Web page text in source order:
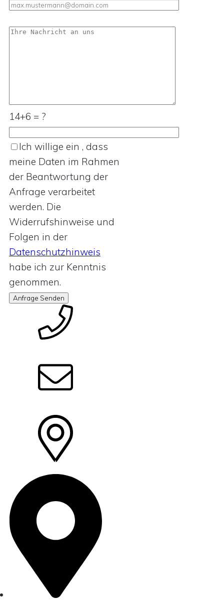
14+6 = ?
Ich willige ein , dass
meine Daten im Rahmen
der Beantwortung der
Anfrage verarbeitet
werden. Die
Widerrufshinweise und
Folgen in der
Datenschutzhinweis
habe ich zur Kenntnis
genommen.
TeleTech GmbH